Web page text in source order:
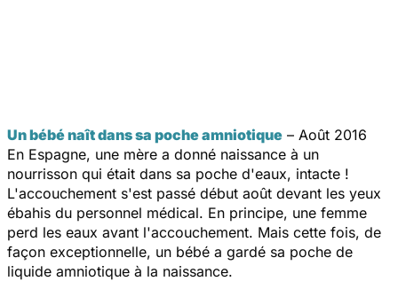
Un bébé naît dans sa poche amniotique – Août 2016
En Espagne, une mère a donné naissance à un
nourrisson qui était dans sa poche d'eaux, intacte !
L'accouchement s'est passé début août devant les yeux
ébahis du personnel médical. En principe, une femme
perd les eaux avant l'accouchement. Mais cette fois, de
façon exceptionnelle, un bébé a gardé sa poche de
liquide amniotique à la naissance.